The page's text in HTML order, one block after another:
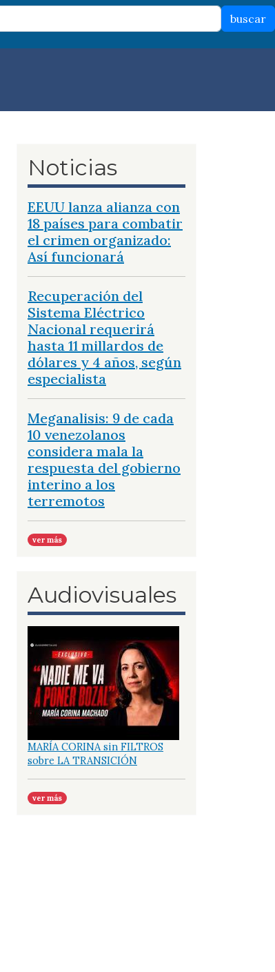
buscar
Noticias
EEUU lanza alianza con
18 países para combatir
el crimen organizado:
Así funcionará
Recuperación del
Sistema Eléctrico
Nacional requerirá
hasta 11 millardos de
dólares y 4 años, según
especialista
Meganalisis: 9 de cada
10 venezolanos
considera mala la
respuesta del gobierno
interino a los
terremotos
ver más
Audiovisuales
MARÍA CORINA sin FILTROS
sobre LA TRANSICIÓN
ver más